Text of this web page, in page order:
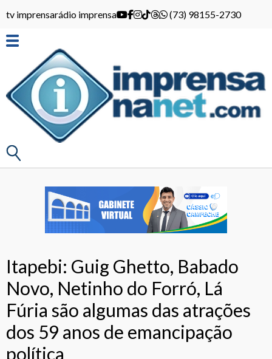
tv imprensarádio imprensa (73) 98155-2730
Itapebi: Guig Ghetto, Babado
Novo, Netinho do Forró, Lá
Fúria são algumas das atrações
dos 59 anos de emancipação
política